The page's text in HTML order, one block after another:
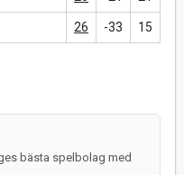
26 -33 15
bästa spelbolag med